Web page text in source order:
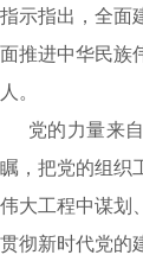
指示指出，全面
面推进中华民族
人。
党的力量来
瞩，把党的组织
伟大工程中谋划
贯彻新时代党的